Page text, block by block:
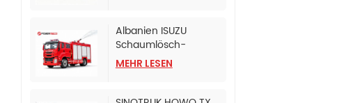
Albanien ISUZU
Schaumlösch-
Tanklöschfahrzeug
MEHR LESEN